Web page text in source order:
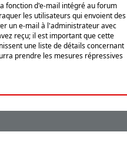
fonction d'e-mail intégré au forum
les utilisateurs qui envoient des
un e-mail à l'administrateur avec
reçu; il est important que cette
une liste de détails concernant
prendre les mesures répressives